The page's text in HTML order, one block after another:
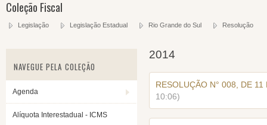
Coleção Fiscal
Legislação Legislação Estadual Rio Grande do Sul Resolução
NAVEGUE PELA COLEÇÃO
Agenda
Alíquota Interestadual - ICMS
2014
RESOLUÇÃO N° 008, DE
10:06)